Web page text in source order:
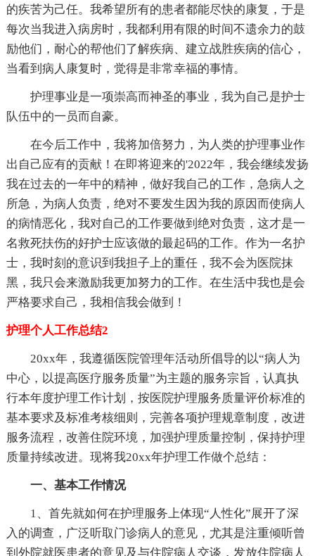
的疾苦为己任。我希望所有的患者都能尽快的康复，于是
每次当我进入病房时，我都利用有限的时间不遗余力的鼓
励他们，耐心的帮他们了解疾病、建立战胜疾病的信心，
当看到病人康复时，觉得是非常幸福的事情。
护理事业是一项崇高而神圣的事业，我为自己是护士
队伍中的一员而自豪。
在今后工作中，我将加倍努力，为人类的护理事业作
出自己应有的贡献！在即将迎来的'2022年，我会继续发扬
我在过去的一年中的精神，做好我自己的工作，急病人之
所急，为病人负责，绝对不要发生因为我的原因而使病人
的病情恶化，我对自己的工作要做到绝对负责，这才是一
名救死扶伤的好护士应该做的最起码的工作。作为一名护
士，我时刻的意识到我担子上的重任，我不会为医院抹
黑，我只会来激励我更加努力的工作。在生活中我也是会
严格要求自己，我相信我会做到！
护理个人工作总结2
20xx年，我遵循医院管理年活动所倡导的以“病人为
中心，以提高医疗服务质量”为主题的服务宗旨，认真执
行本年度护理工作计划，按医院护理服务质量评价标准的
基本要求及标准考核细则，完善各项护理规章制度，改进
服务流程，改善住院环境，加强护理质量控制，保持护理
质量持续改进。现将我20xx年护理工作做个总结：
一、基本工作情况
1、首先就如何在护理服务上体现“人性化”展开了深
入的调查，广泛听取门诊病人的意见，尤其是注重倾听曾
到外院就医患者的意见及与住院病人交谈，发放住院病人